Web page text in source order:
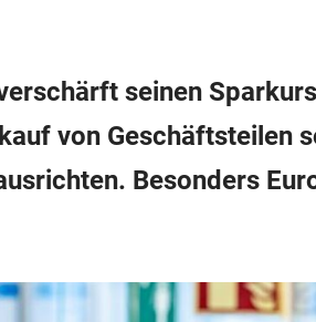
seinen
von Geschäftsteilen
Besonders